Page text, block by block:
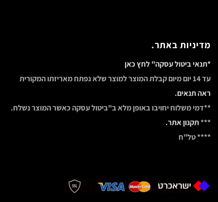
מדיניות באתר.
*תנאי ביטול עסקה" לחץ כאן
עד 14 יום מיום קבלת המוצר למוצר שלא נפתח מאריזתו המקורית
ראה תנאים.
**דמי משלוח יחויבו באופן מלא ב"ביטול עסקה כאשר המוצר נשלח.
***תקנון אתר.
**** טל"ח